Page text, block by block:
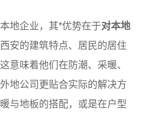
地企业，其*优势在于对本地
安的建筑特点、居民的居住
意味着他们在防潮、采暖、
地公司更贴合实际的解决方
与地板的搭配，或是在户型